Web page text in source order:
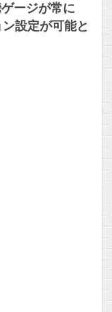
ージが常に
設定が可能と